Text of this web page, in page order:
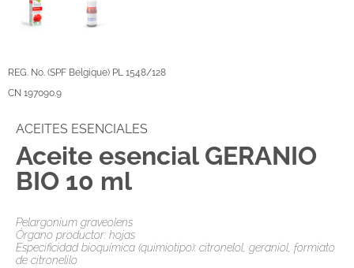
REG. No. (SPF Belgique) PL 1548/128
CN 197090.9
ACEITES ESENCIALES
Aceite esencial GERANIO
BIO 10 ml
Pelargonium graveolens
Órgano productor: hojas
Especificidad bioquímica (quimiotipo): citronelol, geraniol, formiato
de citronelilo